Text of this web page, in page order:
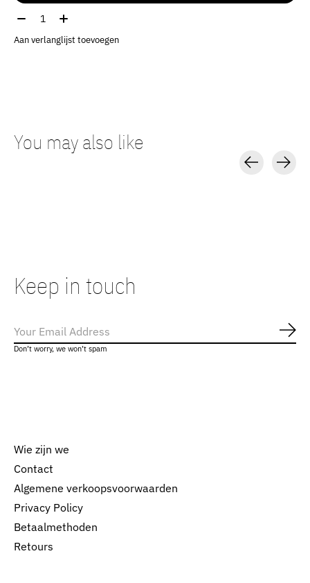
Aantal:
Aan verlanglijst toevoegen
You may also like
Keep in touch
Don’t worry, we won’t spam
Wie zijn we
Contact
Algemene verkoopsvoorwaarden
Privacy Policy
Betaalmethoden
Retours